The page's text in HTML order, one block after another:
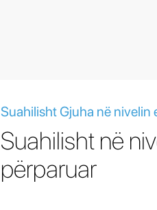
Suahilisht Gjuha në nivelin
Suahilisht në
përparuar